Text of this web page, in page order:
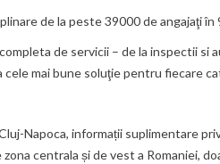
de la peste 39000 de angajaţi
de servicii – de la inspectii si
mai bune soluţie pentru fiecare
Napoca, informații suplimentare
centrala și de vest a Romaniei,